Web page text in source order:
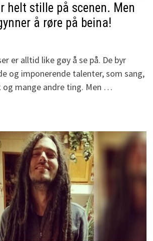
helt stille på scenen. Men
å røre på beina!
er alltid like gøy å se på. De byr
og imponerende talenter, som sang,
og mange andre ting. Men …